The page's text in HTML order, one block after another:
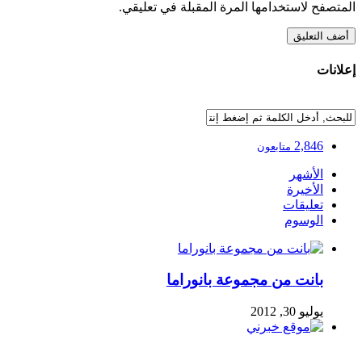
المتصفح لاستخدامها المرة المقبلة في تعليقي.
إعلانات
2,846 متابعون
الأشهر
الأخيرة
تعليقات
الوسوم
بانت من مجموعة بانوراما
يوليو 30, 2012